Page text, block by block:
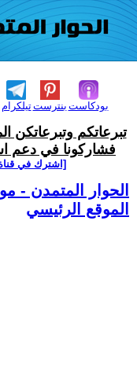
تيلكرامبنترست بودكاست
تبرعاتكم وتبرعاتكن
فشاركونا في دعم
[اشترك في
الحوار المتمدن -
الموقع الرئيسي